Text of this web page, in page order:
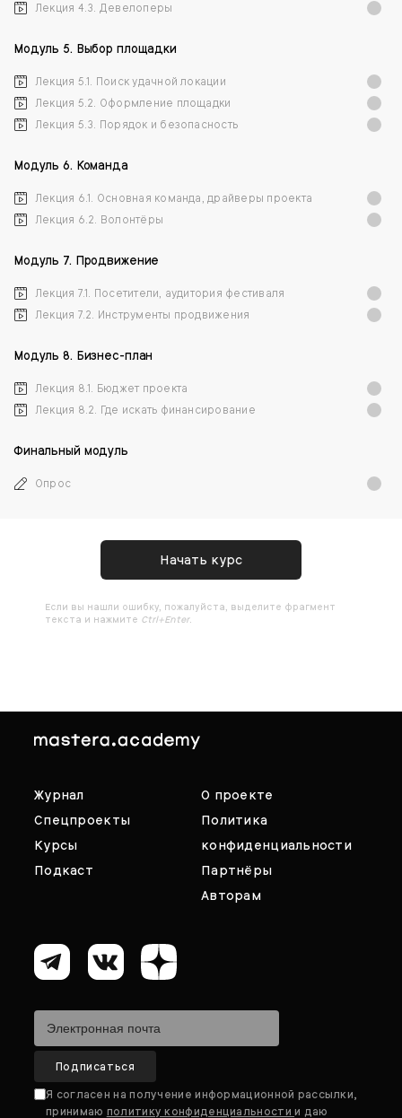
Лекция 4.3. Девелоперы
Модуль 5. Выбор площадки
Лекция 5.1. Поиск удачной локации
Лекция 5.2. Оформление площадки
Лекция 5.3. Порядок и безопасность
Модуль 6. Команда
Лекция 6.1. Основная команда, драйверы проекта
Лекция 6.2. Волонтёры
Модуль 7. Продвижение
Лекция 7.1. Посетители, аудитория фестиваля
Лекция 7.2. Инструменты продвижения
Модуль 8. Бизнес-план
Лекция 8.1. Бюджет проекта
Лекция 8.2. Где искать финансирование
Финальный модуль
Опрос
Начать курс
Ecли вы нашли ошибку, пожалуйста, выделите фрагмент
текста и нажмите Ctrl+Enter.
Журнал
Спецпроекты
Курсы
Подкаст
О проекте
Политика
конфиденциальности
Партнёры
Авторам
Я согласен на получение информационной рассылки,
принимаю политику конфиденциальностии даю